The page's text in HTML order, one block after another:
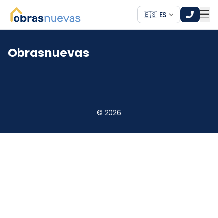
🇪🇸 ES ☰
*
Obrasnuevas
© 2026